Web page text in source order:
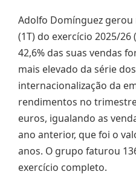
Adolfo Domínguez
(1T) do exercício 2025/
42,6% das suas vendas
mais elevado da série
internacionalização da
rendimentos no
euros, igualando as
ano anterior, que foi o
anos. O grupo faturou
exercício completo.